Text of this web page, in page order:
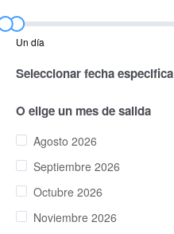
Un día
Seleccionar fecha especifica
O elige un mes de salida
Agosto 2026
Septiembre 2026
Octubre 2026
Noviembre 2026